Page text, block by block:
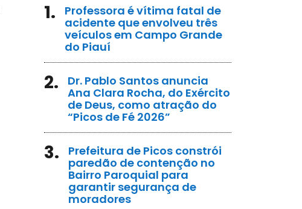
1.
Professora é vítima fatal de
acidente que envolveu três
veículos em Campo Grande
do Piauí
2.
Dr. Pablo Santos anuncia
Ana Clara Rocha, do Exército
de Deus, como atração do
“Picos de Fé 2026”
3.
Prefeitura de Picos constrói
paredão de contenção no
Bairro Paroquial para
garantir segurança de
moradores